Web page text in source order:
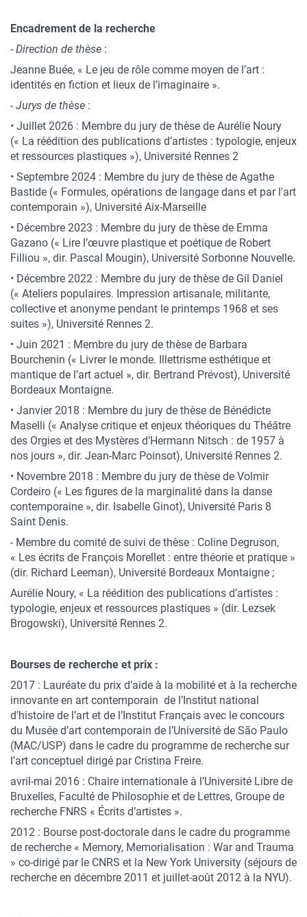
Encadrement de la recherche
- Direction de thèse :
Jeanne Buée, « Le jeu de rôle comme moyen de l’art :
identités en fiction et lieux de l’imaginaire ».
- Jurys de thèse :
• Juillet 2026 : Membre du jury de thèse de Aurélie Noury
(« La réédition des publications d’artistes : typologie, enjeux
et ressources plastiques »), Université Rennes 2
• Septembre 2024 : Membre du jury de thèse de Agathe
Bastide (« Formules, opérations de langage dans et par l'art
contemporain »), Université Aix-Marseille
• Décembre 2023 : Membre du jury de thèse de Emma
Gazano (« Lire l’œuvre plastique et poétique de Robert
Filliou », dir. Pascal Mougin), Université Sorbonne Nouvelle.
• Décembre 2022 : Membre du jury de thèse de Gil Daniel
(« Ateliers populaires. Impression artisanale, militante,
collective et anonyme pendant le printemps 1968 et ses
suites »), Université Rennes 2.
• Juin 2021 : Membre du jury de thèse de Barbara
Bourchenin (« Livrer le monde. Illettrisme esthétique et
mantique de l’art actuel », dir. Bertrand Prévost), Université
Bordeaux Montaigne.
• Janvier 2018 : Membre du jury de thèse de Bénédicte
Maselli (« Analyse critique et enjeux théoriques du Théâtre
des Orgies et des Mystères d’Hermann Nitsch : de 1957 à
nos jours », dir. Jean-Marc Poinsot), Université Rennes 2.
• Novembre 2018 : Membre du jury de thèse de Volmir
Cordeiro (« Les figures de la marginalité dans la danse
contemporaine », dir. Isabelle Ginot), Université Paris 8
Saint Denis.
- Membre du comité de suivi de thèse : Coline Degruson,
« Les écrits de François Morellet : entre théorie et pratique »
(dir. Richard Leeman), Université Bordeaux Montaigne ;
Aurélie Noury, « La réédition des publications d’artistes :
typologie, enjeux et ressources plastiques » (dir. Lezsek
Brogowski), Université Rennes 2.
Bourses de recherche et prix :
2017 : Lauréate du prix d’aide à la mobilité et à la recherche
innovante en art contemporain de l’Institut national
d’histoire de l’art et de l’Institut Français avec le concours
du Musée d’art contemporain de l’Université de São Paulo
(MAC/USP) dans le cadre du programme de recherche sur
l’art conceptuel dirigé par Cristina Freire.
avril-mai 2016 : Chaire internationale à l’Université Libre de
Bruxelles, Faculté de Philosophie et de Lettres, Groupe de
recherche FNRS « Écrits d’artistes ».
2012 : Bourse post-doctorale dans le cadre du programme
de recherche « Memory, Memorialisation : War and Trauma
» co-dirigé par le CNRS et la New York University (séjours de
recherche en décembre 2011 et juillet-août 2012 à la NYU).